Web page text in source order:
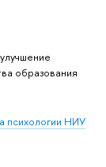
образования
психологии НИУ